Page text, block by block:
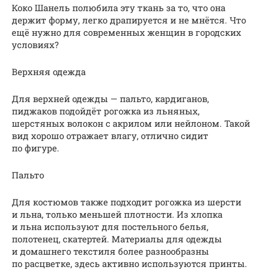
Коко Шанель полюбила эту ткань за то, что она
держит форму, легко драпируется и не мнётся. Что
ещё нужно для современных женщин в городских
условиях?
Верхняя одежда
Для верхней одежды — пальто, кардиганов,
пиджаков подойдёт рогожка из льняных,
шерстяных волокон с акрилом или нейлоном. Такой
вид хорошо отражает влагу, отлично сидит
по фигуре.
Пальто
Для костюмов также подходит рогожка из шерсти
и льна, только меньшей плотности. Из хлопка
и льна используют для постельного белья,
полотенец, скатертей. Материалы для одежды
и домашнего текстиля более разнообразны
по расцветке, здесь активно используются принты.